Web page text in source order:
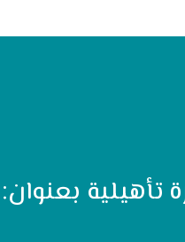
تأهيلية